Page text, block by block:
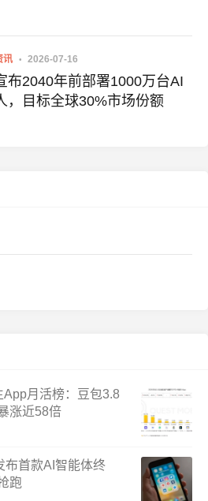
讯 2026-07-16
布2040年前部署1000万台AI
，目标全球30%市场份额
月活榜：豆包3.8
涨近58倍
布首款AI智能体终
跑